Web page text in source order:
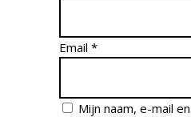
Email *
Mijn naam, e-mail